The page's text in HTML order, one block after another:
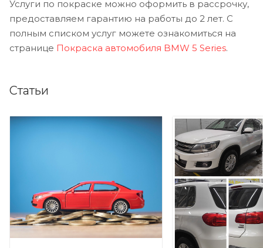
Услуги по покраске можно оформить в рассрочку,
предоставляем гарантию на работы до 2 лет. С
полным списком услуг можете ознакомиться на
странице Покраска автомобиля BMW 5 Series.
Статьи